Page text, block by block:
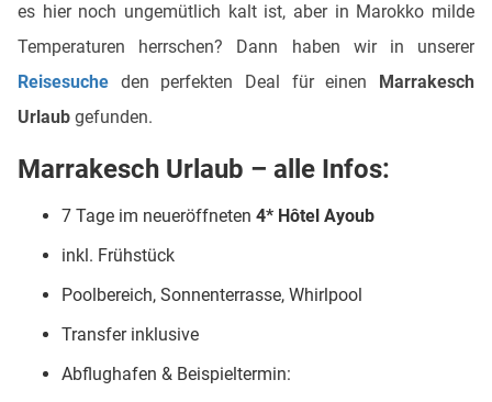
es hier noch ungemütlich kalt ist, aber in Marokko milde
Temperaturen herrschen? Dann haben wir in unserer
Reisesuche den perfekten Deal für einen Marrakesch
Urlaub gefunden.
Marrakesch Urlaub – alle Infos:
7 Tage im neueröffneten 4* Hôtel Ayoub
inkl. Frühstück
Poolbereich, Sonnenterrasse, Whirlpool
Transfer inklusive
Abflughafen & Beispieltermin: